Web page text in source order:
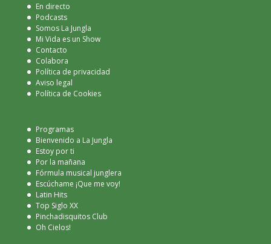
En directo
Podcasts
Somos La Jungla
Mi Vida es un Show
Contacto
Colabora
Política de privacidad
Aviso legal
Política de Cookies
Programas
Bienvenido a La Jungla
Estoy por ti
Por la mañana
Fórmula musical junglera
Escúchame ¡Que me voy!
Latin Hits
Top Siglo XX
Pinchadisquitos Club
Oh Cielos!